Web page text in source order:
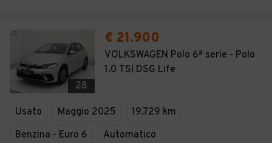
28
€ 21.900
VOLKSWAGEN Polo 6ª serie - Polo
1.0 TSI DSG Life
Usato Maggio 2025
19.729 km
Benzina - Euro 6
Automatico